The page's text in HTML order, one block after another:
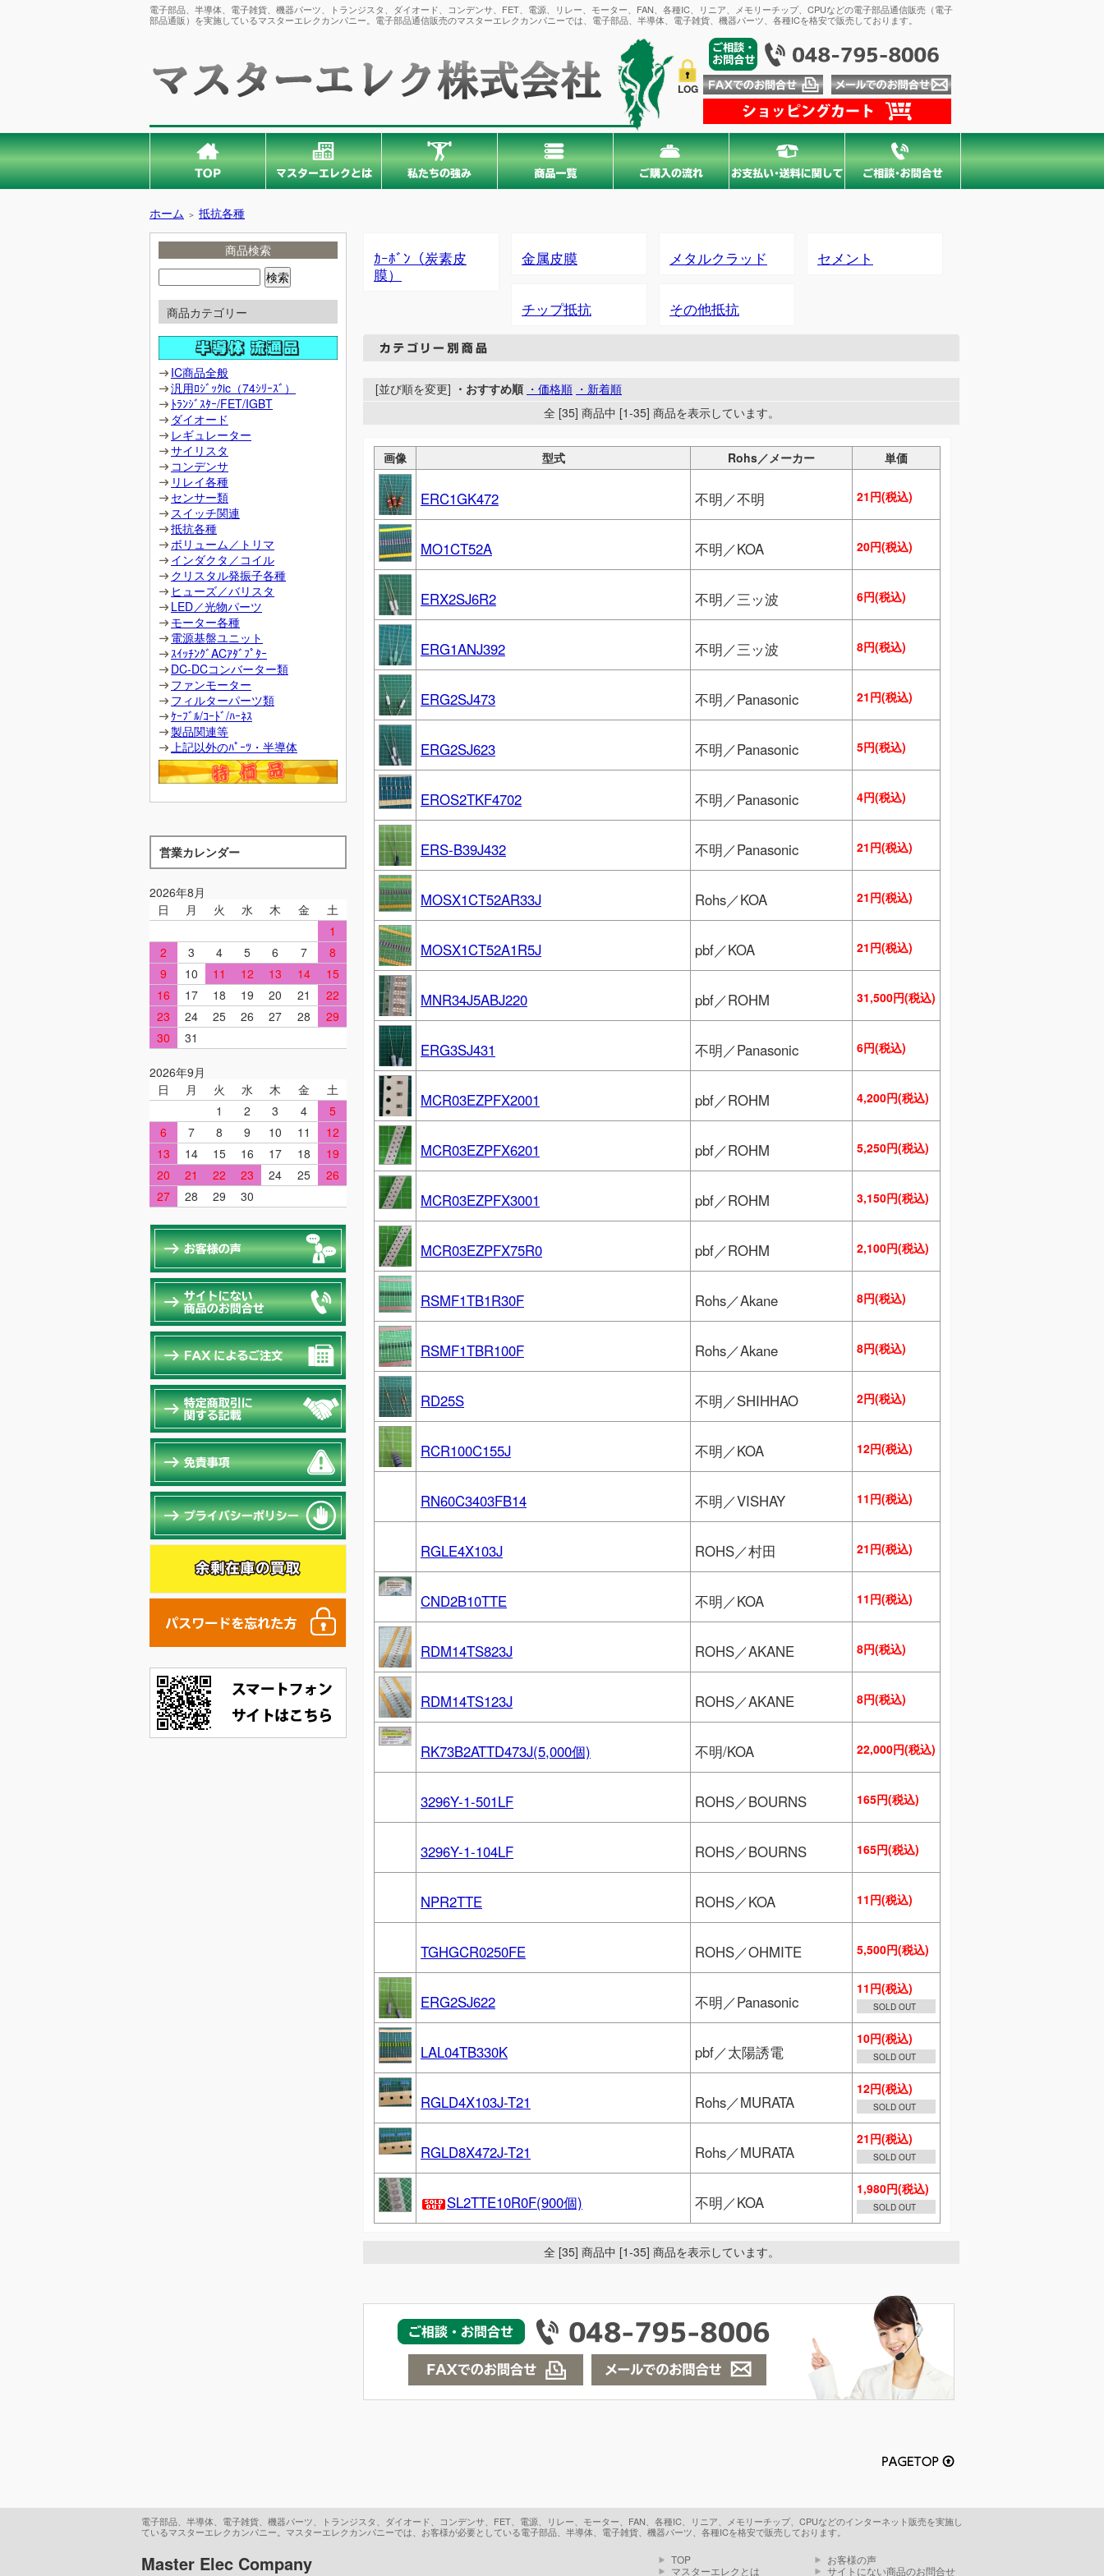
電子部品、半導体、電子雑貨、機器パーツ、トランジスタ、ダイオード、コンデンサ、FET、電源、リレー、モーター、FAN、各種IC、リニア、メモリーチップ、CPUなどの電子部品通信販売（電子
部品通販）を実施しているマスターエレクカンパニー。電子部品通信販売のマスターエレクカンパニーでは、電子部品、半導体、電子雑貨、機器パーツ、各種ICを格安で販売しております。
LOG
ホーム ＞ 抵抗各種
商品検索
商品カテゴリー
IC商品全般
汎用ﾛｼﾞｯｸic（74ｼﾘｰｽﾞ）
ﾄﾗﾝｼﾞｽﾀｰ/FET/IGBT
ダイオード
レギュレーター
サイリスタ
コンデンサ
リレイ各種
センサー類
スイッチ関連
抵抗各種
ボリューム／トリマ
インダクタ／コイル
クリスタル発振子各種
ヒューズ／バリスタ
LED／光物パーツ
モーター各種
電源基盤ユニット
ｽｲｯﾁﾝｸﾞACｱﾀﾞﾌﾟﾀｰ
DC-DCコンバーター類
ファンモーター
フィルターパーツ類
ｹｰﾌﾞﾙ/ｺｰﾄﾞ/ﾊｰﾈｽ
製品関連等
上記以外のﾊﾟｰﾂ・半導体
営業カレンダー
2026年8月
日
月 火 水 木 金
土
1
2
3 4 5 6 7
8
9
10 11 12 13 14
15
16
17 18 19 20 21
22
23
24 25 26 27 28
29
30
31
2026年9月
日
月 火 水 木 金
土
1
2 3 4
5
6
7 8 9 10 11
12
13
14 15 16 17 18
19
20
21 22 23 24 25
26
27
28 29 30
ｶｰﾎﾞﾝ（炭素皮
膜）
金属皮膜 メタルクラッド セメント
チップ抵抗 その他抵抗
[並び順を変更] ・おすすめ順 ・価格順 ・新着順
全 [35] 商品中 [1-35] 商品を表示しています。
画像 型式 Rohs／メーカー 単価
ERC1GK472 不明／不明 21円(税込)
MO1CT52A 不明／KOA 20円(税込)
ERX2SJ6R2 不明／三ッ波 6円(税込)
ERG1ANJ392 不明／三ッ波 8円(税込)
ERG2SJ473 不明／Panasonic 21円(税込)
ERG2SJ623 不明／Panasonic 5円(税込)
EROS2TKF4702 不明／Panasonic 4円(税込)
ERS-B39J432 不明／Panasonic 21円(税込)
MOSX1CT52AR33J Rohs／KOA 21円(税込)
MOSX1CT52A1R5J pbf／KOA 21円(税込)
MNR34J5ABJ220 pbf／ROHM 31,500円(税込)
ERG3SJ431 不明／Panasonic 6円(税込)
MCR03EZPFX2001 pbf／ROHM 4,200円(税込)
MCR03EZPFX6201 pbf／ROHM 5,250円(税込)
MCR03EZPFX3001 pbf／ROHM 3,150円(税込)
MCR03EZPFX75R0 pbf／ROHM 2,100円(税込)
RSMF1TB1R30F Rohs／Akane 8円(税込)
RSMF1TBR100F Rohs／Akane 8円(税込)
RD25S 不明／SHIHHAO 2円(税込)
RCR100C155J 不明／KOA 12円(税込)
RN60C3403FB14 不明／VISHAY 11円(税込)
RGLE4X103J ROHS／村田 21円(税込)
CND2B10TTE 不明／KOA 11円(税込)
RDM14TS823J ROHS／AKANE 8円(税込)
RDM14TS123J ROHS／AKANE 8円(税込)
RK73B2ATTD473J(5,000個) 不明/KOA 22,000円(税込)
3296Y-1-501LF ROHS／BOURNS 165円(税込)
3296Y-1-104LF ROHS／BOURNS 165円(税込)
NPR2TTE ROHS／KOA 11円(税込)
TGHGCR0250FE ROHS／OHMITE 5,500円(税込)
ERG2SJ622 不明／Panasonic
11円(税込)
SOLD OUT
LAL04TB330K pbf／太陽誘電
10円(税込)
SOLD OUT
RGLD4X103J-T21 Rohs／MURATA
12円(税込)
SOLD OUT
RGLD8X472J-T21 Rohs／MURATA
21円(税込)
SOLD OUT
SL2TTE10R0F(900個) 不明／KOA
1,980円(税込)
SOLD OUT
全 [35] 商品中 [1-35] 商品を表示しています。
電子部品、半導体、電子雑貨、機器パーツ、トランジスタ、ダイオード、コンデンサ、FET、電源、リレー、モーター、FAN、各種IC、リニア、メモリーチップ、CPUなどのインターネット販売を実施し
ているマスターエレクカンパニー。マスターエレクカンパニーでは、お客様が必要としている電子部品、半導体、電子雑貨、機器パーツ、各種ICを格安で販売しております。
Master Elec Company
お客様の声
サイトにない商品のお問合せ
TOP
マスターエレクとは